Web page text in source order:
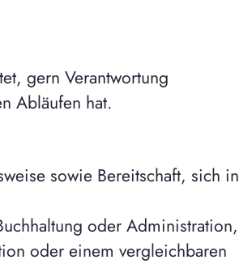
gern Verantwortung
Abläufen hat.
sowie Bereitschaft, sich in
oder Administration,
oder einem vergleichbaren